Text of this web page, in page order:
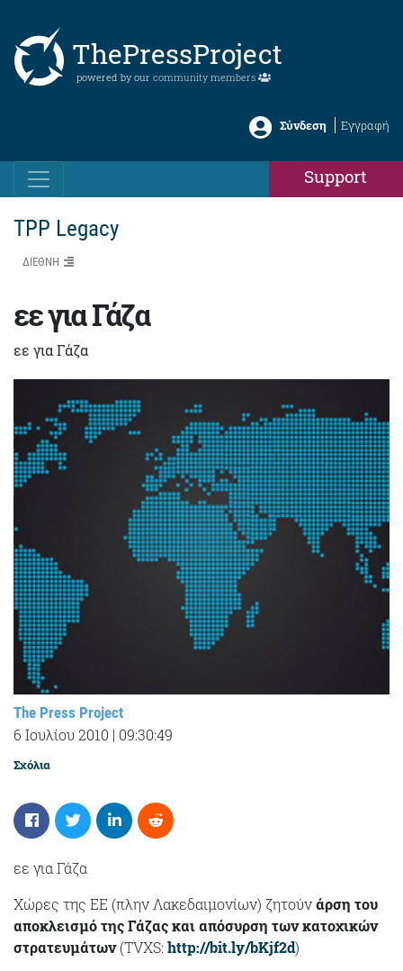
ThePressProject
powered by our community members
Σύνδεση Εγγραφή
Support
TPP Legacy
ΔΙΕΘΝΗ
εε για Γάζα
εε για Γάζα
The Press Project
6 Ιουλίου 2010 | 09:30:49
Σχόλια
εε για Γάζα
Χώρες της ΕΕ (πλην Λακεδαιμονίων) ζητούνάρση του
αποκλεισμό της Γάζας και απόσυρση των κατοχικών
στρατευμάτων(TVXS: http://bit.ly/bKjf2d)